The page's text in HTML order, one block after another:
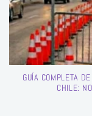
GUÍA COMPLETA
CHILE: